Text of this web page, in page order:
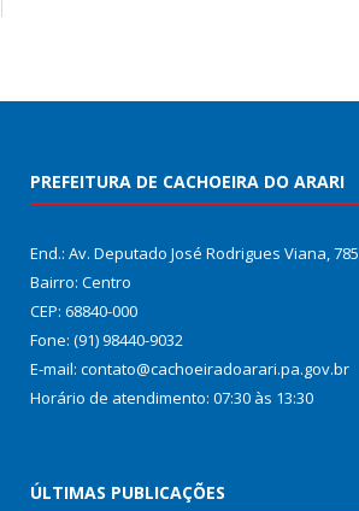
PREFEITURA DE CACHOEIRA DO ARARI
End.: Av. Deputado José Rodrigues Viana, 785
Bairro: Centro
CEP: 68840-000
Fone: (91) 98440-9032
E-mail: contato@cachoeiradoarari.pa.gov.br
Horário de atendimento: 07:30 às 13:30
ÚLTIMAS PUBLICAÇÕES